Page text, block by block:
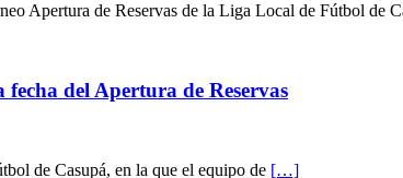
Apertura de Reservas de la Liga Local de Fútbol de
del Apertura de Reservas
de Casupá, en la que el equipo de […]